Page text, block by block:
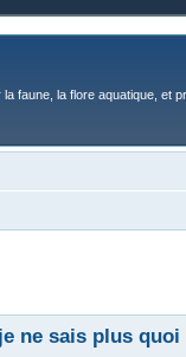
faune, la flore aquatique, et
ne sais plus quoi